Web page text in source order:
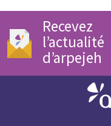
Recevez
l’actualité
d’arpejeh